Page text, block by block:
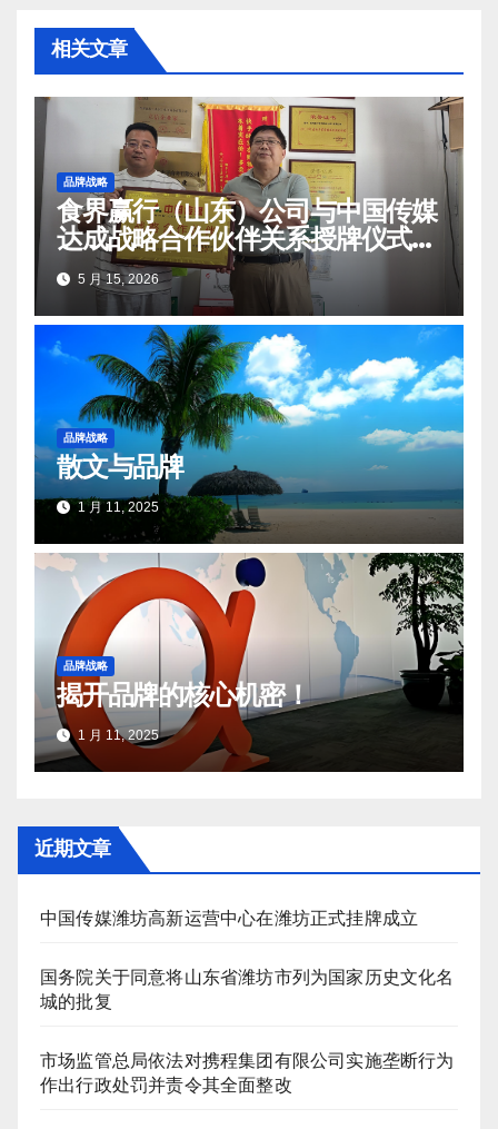
航
相关文章
品牌战略
食界赢行（山东）公司与中国传媒
达成战略合作伙伴关系授牌仪式在
莒南顺利举办
5 月 15, 2026
品牌战略
散文与品牌
1 月 11, 2025
品牌战略
揭开品牌的核心机密！
1 月 11, 2025
近期文章
中国传媒潍坊高新运营中心在潍坊正式挂牌成立
国务院关于同意将山东省潍坊市列为国家历史文化名
城的批复
市场监管总局依法对携程集团有限公司实施垄断行为
作出行政处罚并责令其全面整改